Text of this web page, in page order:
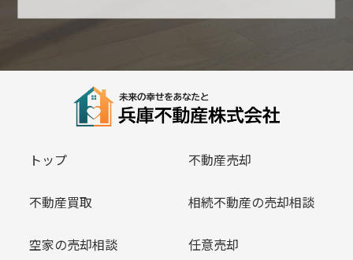
トップ 不動産売却
不動産買取 相続不動産の売却相談
空家の売却相談 任意売却